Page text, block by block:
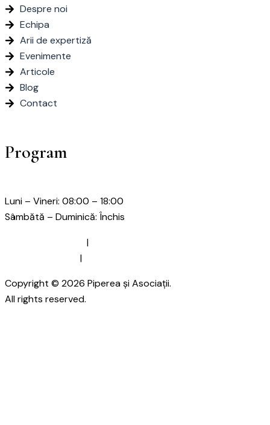
Despre noi
Echipa
Arii de expertiză
Evenimente
Articole
Blog
Contact
Program
Luni – Vineri: 08:00 – 18:00
Sâmbătă – Duminică: Închis
|
|
Copyright © 2026 Piperea și Asociații.
All rights reserved.